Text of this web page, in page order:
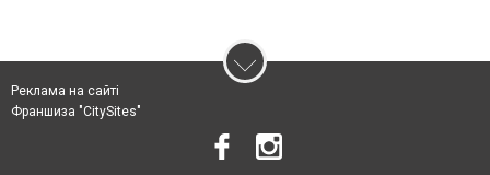
Реклама на сайті
Франшиза "CitySites"